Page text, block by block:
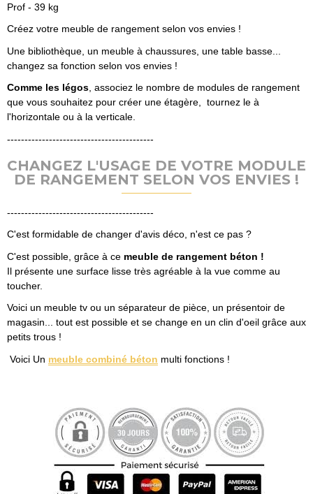
Prof - 39 kg
Créez votre meuble de rangement selon vos envies !
Une bibliothèque, un meuble à chaussures, une table basse...
changez sa fonction selon vos envies !
Comme les légos, associez le nombre de modules de rangement
que vous souhaitez pour créer une étagère, tournez le à
l'horizontale ou à la verticale.
------------------------------------------
CHANGEZ L'USAGE DE VOTRE MODULE
DE RANGEMENT SELON VOS ENVIES !
------------------------------------------
C'est formidable de changer d'avis déco, n'est ce pas ?
C'est possible, grâce à ce meuble de rangement béton !
Il présente une surface lisse très agréable à la vue comme au
toucher.
Voici un meuble tv ou un séparateur de pièce, un présentoir de
magasin... tout est possible et se change en un clin d'oeil grâce aux
petits trous !
Voici Un meuble combiné béton multi fonctions !